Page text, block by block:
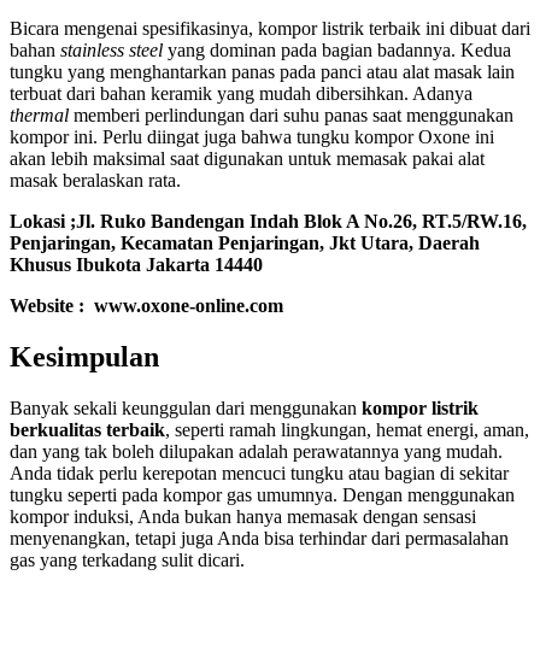
Bicara mengenai spesifikasinya, kompor listrik terbaik ini dibuat dari
bahan stainless steel yang dominan pada bagian badannya. Kedua
tungku yang menghantarkan panas pada panci atau alat masak lain
terbuat dari bahan keramik yang mudah dibersihkan. Adanya
thermal memberi perlindungan dari suhu panas saat menggunakan
kompor ini. Perlu diingat juga bahwa tungku kompor Oxone ini
akan lebih maksimal saat digunakan untuk memasak pakai alat
masak beralaskan rata.
Lokasi ;Jl. Ruko Bandengan Indah Blok A No.26, RT.5/RW.16,
Penjaringan, Kecamatan Penjaringan, Jkt Utara, Daerah
Khusus Ibukota Jakarta 14440
Website : www.oxone-online.com
Kesimpulan
Banyak sekali keunggulan dari menggunakan kompor listrik
berkualitas terbaik, seperti ramah lingkungan, hemat energi, aman,
dan yang tak boleh dilupakan adalah perawatannya yang mudah.
Anda tidak perlu kerepotan mencuci tungku atau bagian di sekitar
tungku seperti pada kompor gas umumnya. Dengan menggunakan
kompor induksi, Anda bukan hanya memasak dengan sensasi
menyenangkan, tetapi juga Anda bisa terhindar dari permasalahan
gas yang terkadang sulit dicari.